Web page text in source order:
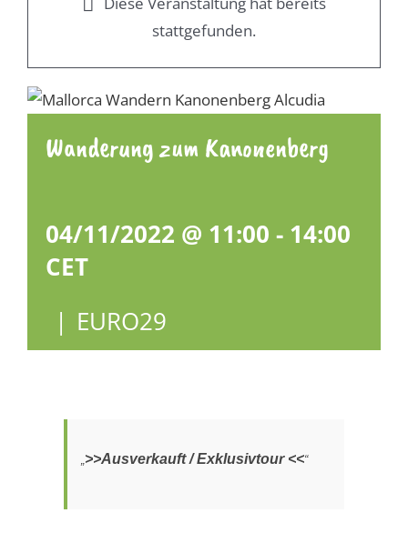
stattgefunden.
Wanderung zum Kanonenberg
04/11/2022 @ 11:00 - 14:00
CET
| EURO29
>>Ausverkauft / Exklusivtour <<